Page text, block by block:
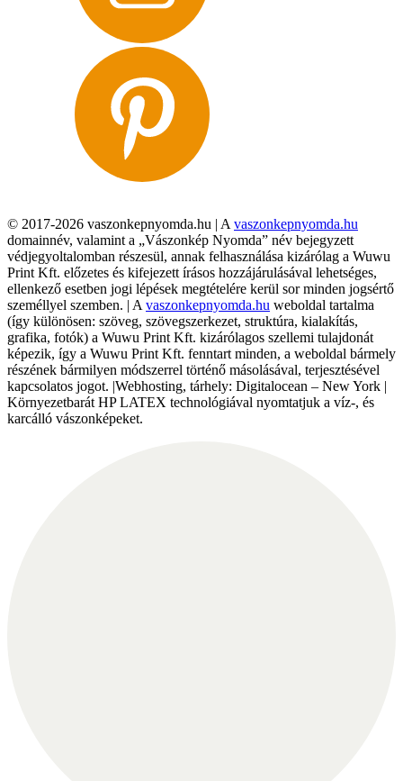
© 2017-2026 vaszonkepnyomda.hu | A vaszonkepnyomda.hu
domainnév, valamint a „Vászonkép Nyomda” név bejegyzett
védjegyoltalomban részesül, annak felhasználása kizárólag a Wuwu
Print Kft. előzetes és kifejezett írásos hozzájárulásával lehetséges,
ellenkező esetben jogi lépések megtételére kerül sor minden jogsértő
személlyel szemben. | A vaszonkepnyomda.hu weboldal tartalma
(így különösen: szöveg, szövegszerkezet, struktúra, kialakítás,
grafika, fotók) a Wuwu Print Kft. kizárólagos szellemi tulajdonát
képezik, így a Wuwu Print Kft. fenntart minden, a weboldal bármely
részének bármilyen módszerrel történő másolásával, terjesztésével
kapcsolatos jogot. |Webhosting, tárhely: Digitalocean – New York |
Környezetbarát HP LATEX technológiával nyomtatjuk a víz-, és
karcálló vászonképeket.